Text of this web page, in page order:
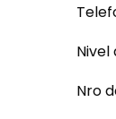
Nivel
Nro